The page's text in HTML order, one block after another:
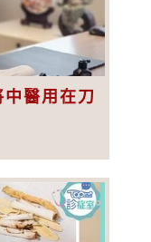
醫用在刀